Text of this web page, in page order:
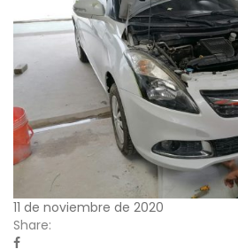
11 de noviembre de 2020
Share: